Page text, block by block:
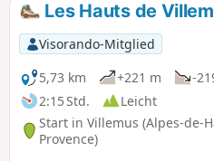
Les Hauts de
Visorando-Mitglied
5,73 km
+221 m
-
2:15 Std.
Leicht
Start in Villemus (Alpes-de-
Provence)